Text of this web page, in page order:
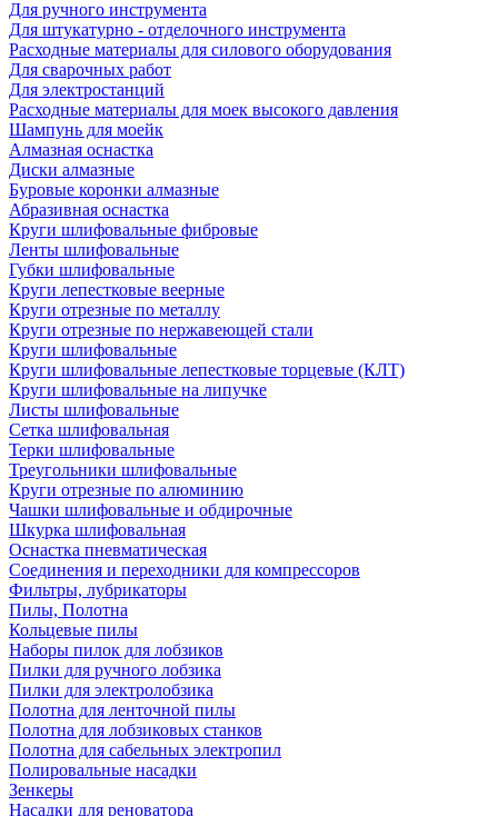
Для ручного инструмента
Для штукатурно - отделочного инструмента
Расходные материалы для силового оборудования
Для сварочных работ
Для электростанций
Расходные материалы для моек высокого давления
Шампунь для моейк
Алмазная оснастка
Диски алмазные
Буровые коронки алмазные
Абразивная оснастка
Круги шлифовальные фибровые
Ленты шлифовальные
Губки шлифовальные
Круги лепестковые веерные
Круги отрезные по металлу
Круги отрезные по нержавеющей стали
Круги шлифовальные
Круги шлифовальные лепестковые торцевые (КЛТ)
Круги шлифовальные на липучке
Листы шлифовальные
Сетка шлифовальная
Терки шлифовальные
Треугольники шлифовальные
Круги отрезные по алюминию
Чашки шлифовальные и обдирочные
Шкурка шлифовальная
Оснастка пневматическая
Соединения и переходники для компрессоров
Фильтры, лубрикаторы
Пилы, Полотна
Кольцевые пилы
Наборы пилок для лобзиков
Пилки для ручного лобзика
Пилки для электролобзика
Полотна для ленточной пилы
Полотна для лобзиковых станков
Полотна для сабельных электропил
Полировальные насадки
Зенкеры
Насадки для реноватора